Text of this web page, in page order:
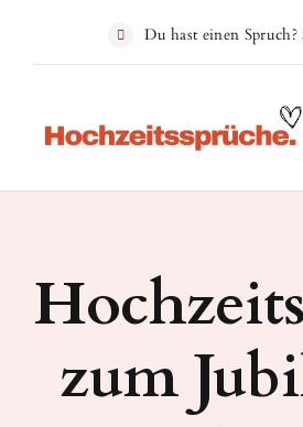
Inhalt
Du hast einen Spruch?
zum